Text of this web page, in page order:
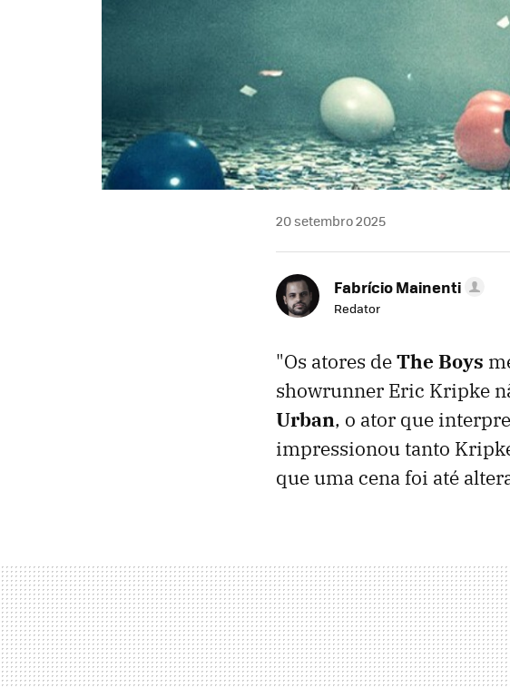
20 setembro 2025
Fabrício Mainenti
Redator
"Os atores deThe Boys
showrunner Eric Kripke
Urban, o ator que
impressionou tanto
que uma cena foi até